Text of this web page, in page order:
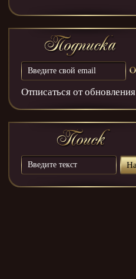
Отписаться от обновления